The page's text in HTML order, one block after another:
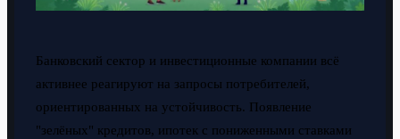
Банковский сектор и инвестиционные компании всё
активнее реагируют на запросы потребителей,
ориентированных на устойчивость. Появление
"зелёных" кредитов, ипотек с пониженными ставками